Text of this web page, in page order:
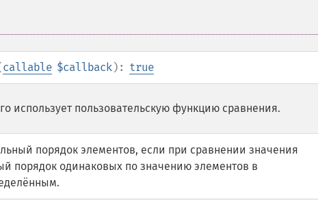
callable $callback): true
использует пользовательскую функцию сравнения.
порядок элементов, если при сравнении значения
порядок одинаковых по значению элементов в